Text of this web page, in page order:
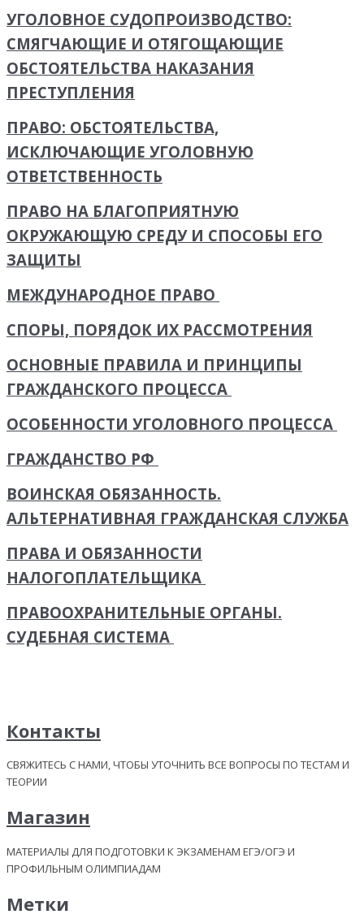
УГОЛОВНОЕ СУДОПРОИЗВОДСТВО:
СМЯГЧАЮЩИЕ И ОТЯГОЩАЮЩИЕ
ОБСТОЯТЕЛЬСТВА НАКАЗАНИЯ
ПРЕСТУПЛЕНИЯ
ПРАВО: ОБСТОЯТЕЛЬСТВА,
ИСКЛЮЧАЮЩИЕ УГОЛОВНУЮ
ОТВЕТСТВЕННОСТЬ
ПРАВО НА БЛАГОПРИЯТНУЮ
ОКРУЖАЮЩУЮ СРЕДУ И СПОСОБЫ ЕГО
ЗАЩИТЫ
МЕЖДУНАРОДНОЕ ПРАВО
СПОРЫ, ПОРЯДОК ИХ РАССМОТРЕНИЯ
ОСНОВНЫЕ ПРАВИЛА И ПРИНЦИПЫ
ГРАЖДАНСКОГО ПРОЦЕССА
ОСОБЕННОСТИ УГОЛОВНОГО ПРОЦЕССА
ГРАЖДАНСТВО РФ
ВОИНСКАЯ ОБЯЗАННОСТЬ.
АЛЬТЕРНАТИВНАЯ ГРАЖДАНСКАЯ СЛУЖБА
ПРАВА И ОБЯЗАННОСТИ
НАЛОГОПЛАТЕЛЬЩИКА
ПРАВООХРАНИТЕЛЬНЫЕ ОРГАНЫ.
СУДЕБНАЯ СИСТЕМА
Контакты
СВЯЖИТЕСЬ С НАМИ, ЧТОБЫ УТОЧНИТЬ ВСЕ ВОПРОСЫ ПО ТЕСТАМ И
ТЕОРИИ
Магазин
МАТЕРИАЛЫ ДЛЯ ПОДГОТОВКИ К ЭКЗАМЕНАМ ЕГЭ/ОГЭ И
ПРОФИЛЬНЫМ ОЛИМПИАДАМ
Метки